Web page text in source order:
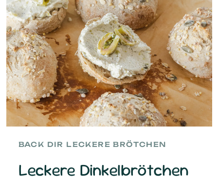
BACK DIR LECKERE BRÖTCHEN
Leckere Dinkelbrötchen